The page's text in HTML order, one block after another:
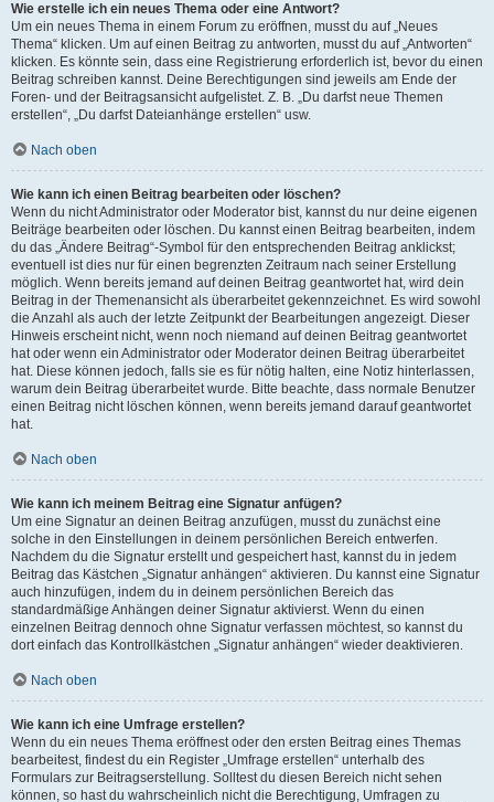
Wie erstelle ich ein neues Thema oder eine Antwort?
Um ein neues Thema in einem Forum zu eröffnen, musst du auf „Neues
Thema“ klicken. Um auf einen Beitrag zu antworten, musst du auf „Antworten“
klicken. Es könnte sein, dass eine Registrierung erforderlich ist, bevor du einen
Beitrag schreiben kannst. Deine Berechtigungen sind jeweils am Ende der
Foren- und der Beitragsansicht aufgelistet. Z. B. „Du darfst neue Themen
erstellen“, „Du darfst Dateianhänge erstellen“ usw.
Nach oben
Wie kann ich einen Beitrag bearbeiten oder löschen?
Wenn du nicht Administrator oder Moderator bist, kannst du nur deine eigenen
Beiträge bearbeiten oder löschen. Du kannst einen Beitrag bearbeiten, indem
du das „Ändere Beitrag“-Symbol für den entsprechenden Beitrag anklickst;
eventuell ist dies nur für einen begrenzten Zeitraum nach seiner Erstellung
möglich. Wenn bereits jemand auf deinen Beitrag geantwortet hat, wird dein
Beitrag in der Themenansicht als überarbeitet gekennzeichnet. Es wird sowohl
die Anzahl als auch der letzte Zeitpunkt der Bearbeitungen angezeigt. Dieser
Hinweis erscheint nicht, wenn noch niemand auf deinen Beitrag geantwortet
hat oder wenn ein Administrator oder Moderator deinen Beitrag überarbeitet
hat. Diese können jedoch, falls sie es für nötig halten, eine Notiz hinterlassen,
warum dein Beitrag überarbeitet wurde. Bitte beachte, dass normale Benutzer
einen Beitrag nicht löschen können, wenn bereits jemand darauf geantwortet
hat.
Nach oben
Wie kann ich meinem Beitrag eine Signatur anfügen?
Um eine Signatur an deinen Beitrag anzufügen, musst du zunächst eine
solche in den Einstellungen in deinem persönlichen Bereich entwerfen.
Nachdem du die Signatur erstellt und gespeichert hast, kannst du in jedem
Beitrag das Kästchen „Signatur anhängen“ aktivieren. Du kannst eine Signatur
auch hinzufügen, indem du in deinem persönlichen Bereich das
standardmäßige Anhängen deiner Signatur aktivierst. Wenn du einen
einzelnen Beitrag dennoch ohne Signatur verfassen möchtest, so kannst du
dort einfach das Kontrollkästchen „Signatur anhängen“ wieder deaktivieren.
Nach oben
Wie kann ich eine Umfrage erstellen?
Wenn du ein neues Thema eröffnest oder den ersten Beitrag eines Themas
bearbeitest, findest du ein Register „Umfrage erstellen“ unterhalb des
Formulars zur Beitragserstellung. Solltest du diesen Bereich nicht sehen
können, so hast du wahrscheinlich nicht die Berechtigung, Umfragen zu